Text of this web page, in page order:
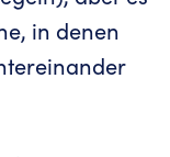
in denen